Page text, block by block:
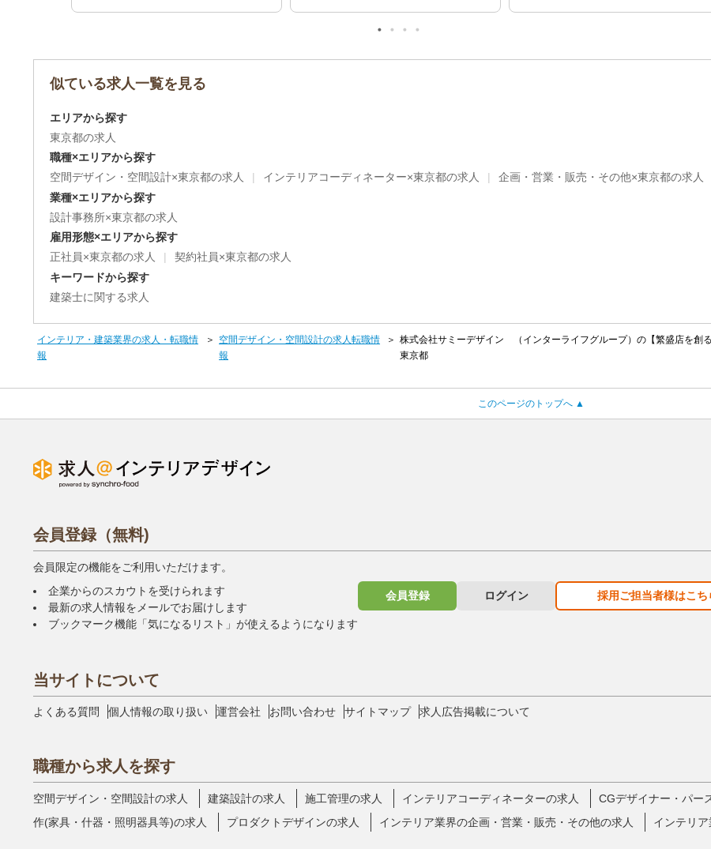
似ている求人一覧を見る
エリアから探す
東京都の求人
職種×エリアから探す
空間デザイン・空間設計×東京都の求人
インテリアコーディネーター×東京都の求人
企画・営業・販売・その他×東京都の求人
業種×エリアから探す
設計事務所×東京都の求人
雇用形態×エリアから探す
正社員×東京都の求人
契約社員×東京都の求人
キーワードから探す
建築士に関する求人
インテリア・建築業界の求人・転職情
報
空間デザイン・空間設計の求人転職情
報
株式会社サミーデザイン （インターライフグループ）の【繁盛店を
東京都
このページのトップへ ▲
会員登録（無料)
会員限定の機能をご利用いただけます。
企業からのスカウトを受けられます
最新の求人情報をメールでお届けします
ブックマーク機能「気になるリスト」が使えるようになります
会員登録 ログイン 採用ご担当者様はこち
当サイトについて
よくある質問 個人情報の取り扱い 運営会社 お問い合わせ サイトマップ 求人広告掲載について
職種から求人を探す
空間デザイン・空間設計の求人 建築設計の求人 施工管理の求人 インテリアコーディネーターの求人 CGデザイナー・パー
作(家具・什器・照明器具等)の求人
プロダクトデザインの求人 インテリア業界の企画・営業・販売・その他の求人 インテリ